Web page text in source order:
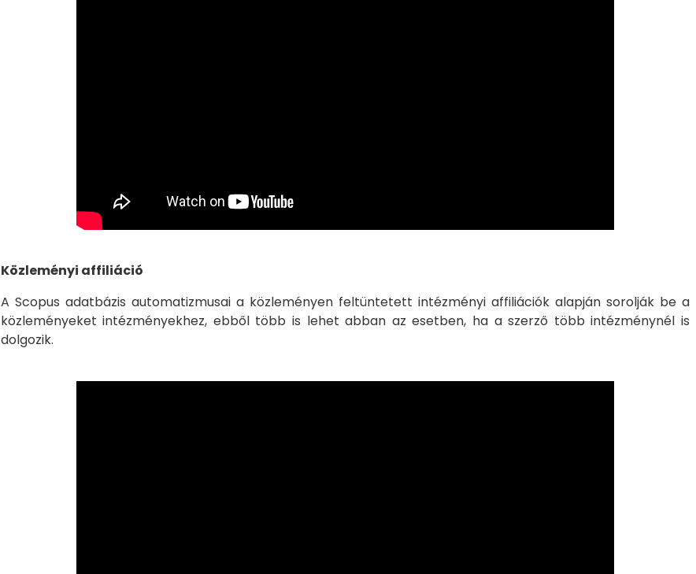
Közleményi affiliáció
A Scopus adatbázis automatizmusai a közleményen feltüntetett intézményi affiliációk alapján sorolják be a
közleményeket intézményekhez, ebből több is lehet abban az esetben, ha a szerző több intézménynél is
dolgozik.